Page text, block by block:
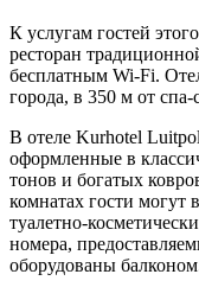
К услугам гостей
ресторан
бесплатным Wi-Fi.
города, в 350 м от
В отеле Kurhotel
оформленные в
тонов и богатых
комнатах гости могут
туалетно-
номера,
оборудованы